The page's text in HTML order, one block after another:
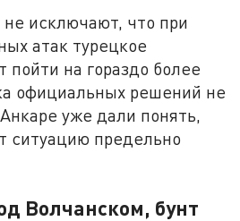
исключают, что при
атак турецкое
пойти на гораздо более
официальных решений не
уже дали понять,
ситуацию предельно
Волчанском, бунт